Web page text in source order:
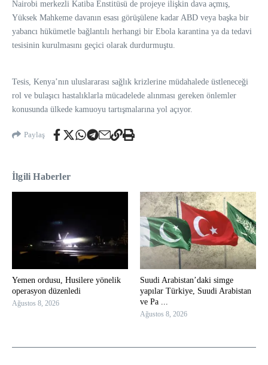
Nairobi merkezli Katiba Enstitüsü de projeye ilişkin dava açmış,
Yüksek Mahkeme davanın esası görüşülene kadar ABD veya başka bir
yabancı hükümetle bağlantılı herhangi bir Ebola karantina ya da tedavi
tesisinin kurulmasını geçici olarak durdurmuştu.
Tesis, Kenya’nın uluslararası sağlık krizlerine müdahalede üstleneceği
rol ve bulaşıcı hastalıklarla mücadelede alınması gereken önlemler
konusunda ülkede kamuoyu tartışmalarına yol açıyor.
Paylaş
İlgili Haberler
Yemen ordusu, Husilere yönelik
operasyon düzenledi
Ağustos 8, 2026
Suudi Arabistan’daki simge
yapılar Türkiye, Suudi Arabistan
ve Pa ...
Ağustos 8, 2026